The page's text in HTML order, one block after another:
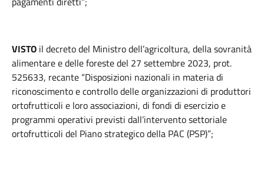
VISTO il decreto del Ministro dell’agricoltura, della sovranità
alimentare e delle foreste del 27 settembre 2023, prot.
525633, recante “Disposizioni nazionali in materia di
riconoscimento e controllo delle organizzazioni di produttori
ortofrutticoli e loro associazioni, di fondi di esercizio e
programmi operativi previsti dall’intervento settoriale
ortofrutticoli del Piano strategico della PAC (PSP)”;